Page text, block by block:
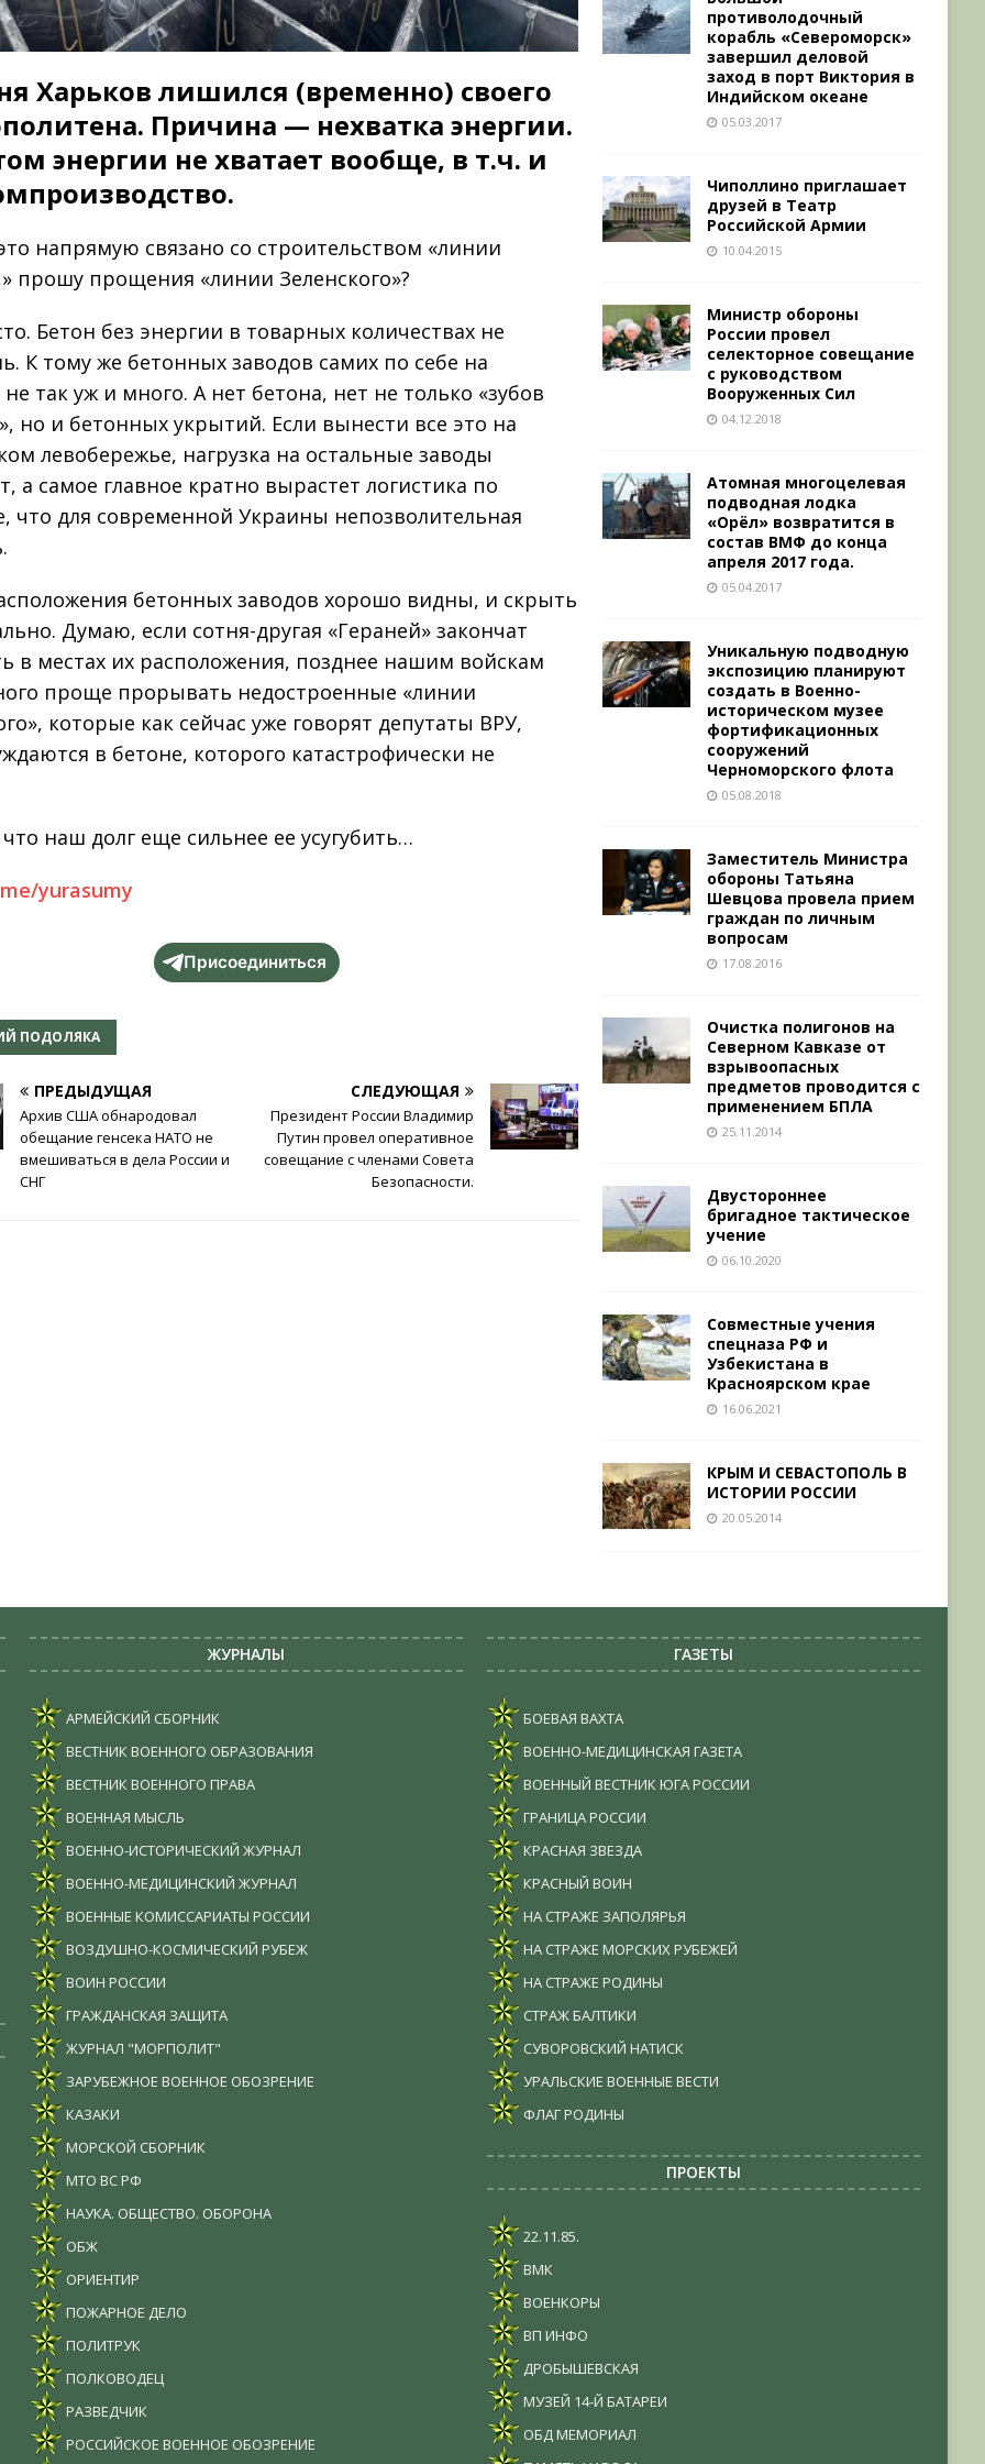
Харьков лишился (временно) своего
Причина — нехватка энергии.
энергии не хватает вообще, в т.ч. и
напрямую связано со строительством «линии
прошу прощения «линии Зеленского»?
Бетон без энергии в товарных количествах не
К тому же бетонных заводов самих по себе на
так уж и много. А нет бетона, нет не только «зубов
но и бетонных укрытий. Если вынести все это на
левобережье, нагрузка на остальные заводы
а самое главное кратно вырастет логистика по
что для современной Украины непозволительная
бетонных заводов хорошо видны, и скрыть
Думаю, если сотня-другая «Гераней» закончат
в местах их расположения, позднее нашим войскам
проще прорывать недостроенные «линии
которые как сейчас уже говорят депутаты ВРУ,
в бетоне, которого катастрофически не
наш долг еще сильнее ее усугубить…
yurasumy
Присоединиться
ПОДОЛЯКА
ПРЕДЫДУЩАЯ
Архив США обнародовал
обещание генсека НАТО не
вмешиваться в дела России и
СНГ
СЛЕДУЮЩАЯ
Президент России Владимир
Путин провел оперативное
совещание с членами Совета
Безопасности.
противолодочный
корабль «Североморск»
завершил деловой
заход в порт Виктория в
Индийском океане
05.03.2017
Чиполлино приглашает
друзей в Театр
Российской Армии
10.04.2015
Министр обороны
России провел
селекторное совещание
с руководством
Вооруженных Сил
04.12.2018
Атомная многоцелевая
подводная лодка
«Орёл» возвратится в
состав ВМФ до конца
апреля 2017 года.
05.04.2017
Уникальную подводную
экспозицию планируют
создать в Военно-
историческом музее
фортификационных
сооружений
Черноморского флота
05.08.2018
Заместитель Министра
обороны Татьяна
Шевцова провела прием
граждан по личным
вопросам
17.08.2016
Очистка полигонов на
Северном Кавказе от
взрывоопасных
предметов проводится с
применением БПЛА
25.11.2014
Двустороннее
бригадное тактическое
учение
06.10.2020
Совместные учения
спецназа РФ и
Узбекистана в
Красноярском крае
16.06.2021
КРЫМ И СЕВАСТОПОЛЬ В
ИСТОРИИ РОССИИ
20.05.2014
ЖУРНАЛЫ
АРМЕЙСКИЙ СБОРНИК
ВЕСТНИК ВОЕННОГО ОБРАЗОВАНИЯ
ВЕСТНИК ВОЕННОГО ПРАВА
ВОЕННАЯ МЫСЛЬ
ВОЕННО-ИСТОРИЧЕСКИЙ ЖУРНАЛ
ВОЕННО-МЕДИЦИНСКИЙ ЖУРНАЛ
ВОЕННЫЕ КОМИССАРИАТЫ РОССИИ
ВОЗДУШНО-КОСМИЧЕСКИЙ РУБЕЖ
ВОИН РОССИИ
ГРАЖДАНСКАЯ ЗАЩИТА
ЖУРНАЛ "МОРПОЛИТ"
ЗАРУБЕЖНОЕ ВОЕННОЕ ОБОЗРЕНИЕ
КАЗАКИ
МОРСКОЙ СБОРНИК
МТО ВС РФ
НАУКА. ОБЩЕСТВО. ОБОРОНА
ОБЖ
ОРИЕНТИР
ПОЖАРНОЕ ДЕЛО
ПОЛИТРУК
ПОЛКОВОДЕЦ
РАЗВЕДЧИК
РОССИЙСКОЕ ВОЕННОЕ ОБОЗРЕНИЕ
ГАЗЕТЫ
БОЕВАЯ ВАХТА
ВОЕННО-МЕДИЦИНСКАЯ ГАЗЕТА
ВОЕННЫЙ ВЕСТНИК ЮГА РОССИИ
ГРАНИЦА РОССИИ
КРАСНАЯ ЗВЕЗДА
КРАСНЫЙ ВОИН
НА СТРАЖЕ ЗАПОЛЯРЬЯ
НА СТРАЖЕ МОРСКИХ РУБЕЖЕЙ
НА СТРАЖЕ РОДИНЫ
СТРАЖ БАЛТИКИ
СУВОРОВСКИЙ НАТИСК
УРАЛЬСКИЕ ВОЕННЫЕ ВЕСТИ
ФЛАГ РОДИНЫ
ПРОЕКТЫ
22.11.85.
ВМК
ВОЕНКОРЫ
ВП ИНФО
ДРОБЫШЕВСКАЯ
МУЗЕЙ 14-Й БАТАРЕИ
ОБД МЕМОРИАЛ